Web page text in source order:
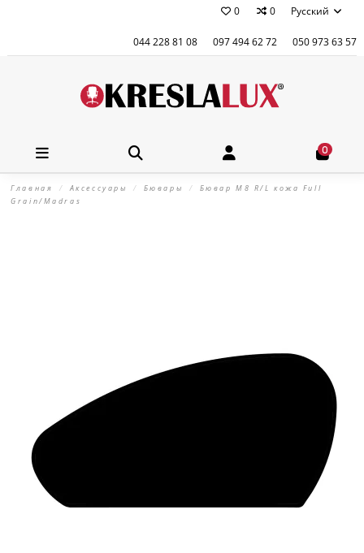
0 0 Русский
044 228 81 08 097 494 62 72 050 973 63 57
0
Главная Аксессуары Бювары
Бювар М8 R/L кожа Full
Grain/Madras